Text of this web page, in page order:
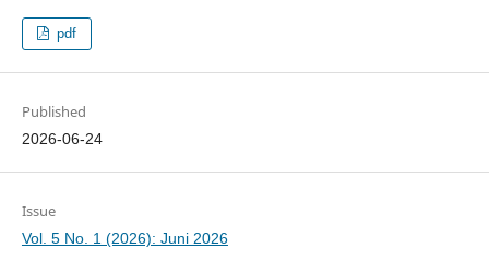
pdf
Published
2026-06-24
Issue
Vol. 5 No. 1 (2026): Juni 2026